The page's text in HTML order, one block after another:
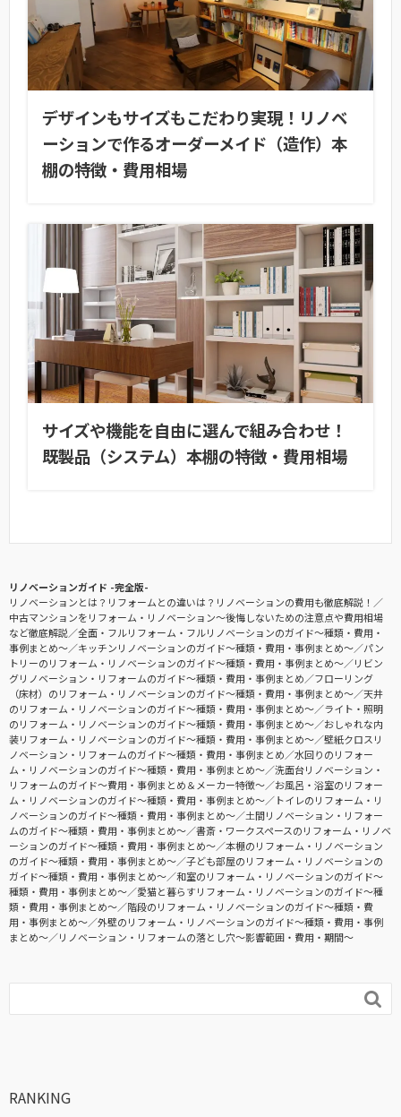
デザインもサイズもこだわり実現！リノベ
ーションで作るオーダーメイド（造作）本
棚の特徴・費用相場
サイズや機能を自由に選んで組み合わせ！
既製品（システム）本棚の特徴・費用相場
リノベーションガイド -完全版-
リノベーションとは？リフォームとの違いは？リノベーションの費用も徹底解説！
中古マンションをリフォーム・リノベーション〜後悔しないための注意点や費用相場
など徹底解説
全面・フルリフォーム・フルリノベーションのガイド〜種類・費用・
事例まとめ〜
キッチンリノベーションのガイド〜種類・費用・事例まとめ〜
パン
トリーのリフォーム・リノベーションのガイド〜種類・費用・事例まとめ〜
リビン
グリノベーション・リフォームのガイド〜種類・費用・事例まとめ
フローリング
（床材）のリフォーム・リノベーションのガイド〜種類・費用・事例まとめ〜
天井
のリフォーム・リノベーションのガイド〜種類・費用・事例まとめ〜
ライト・照明
のリフォーム・リノベーションのガイド〜種類・費用・事例まとめ〜
おしゃれな内
装リフォーム・リノベーションのガイド〜種類・費用・事例まとめ〜
壁紙クロスリ
ノベーション・リフォームのガイド〜種類・費用・事例まとめ
水回りのリフォー
ム・リノベーションのガイド〜種類・費用・事例まとめ〜
洗面台リノベーション・
リフォームのガイド〜費用・事例まとめ＆メーカー特徴〜
お風呂・浴室のリフォー
ム・リノベーションのガイド〜種類・費用・事例まとめ〜
トイレのリフォーム・リ
ノベーションのガイド〜種類・費用・事例まとめ〜
土間リノベーション・リフォー
ムのガイド〜種類・費用・事例まとめ〜
書斎・ワークスペースのリフォーム・リノベ
ーションのガイド〜種類・費用・事例まとめ〜
本棚のリフォーム・リノベーション
のガイド〜種類・費用・事例まとめ〜
子ども部屋のリフォーム・リノベーションの
ガイド〜種類・費用・事例まとめ〜
和室のリフォーム・リノベーションのガイド〜
種類・費用・事例まとめ〜
愛猫と暮らすリフォーム・リノベーションのガイド〜種
類・費用・事例まとめ〜
階段のリフォーム・リノベーションのガイド〜種類・費
用・事例まとめ〜
外壁のリフォーム・リノベーションのガイド〜種類・費用・事例
まとめ〜
リノベーション・リフォームの落とし穴～影響範囲・費用・期間～

RANKING